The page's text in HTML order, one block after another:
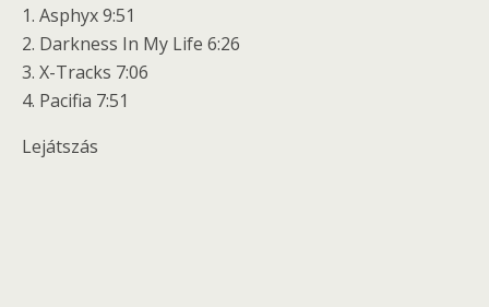
1. Asphyx 9:51
2. Darkness In My Life 6:26
3. X-Tracks 7:06
4. Pacifia 7:51
Lejátszás